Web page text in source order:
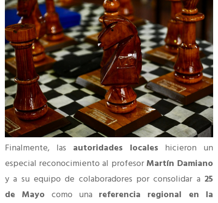
Finalmente, las autoridades locales hicieron un
especial reconocimiento al profesorMartín Damiano
y a su equipo de colaboradores por consolidar a 25
de Mayo como una referencia regional en la